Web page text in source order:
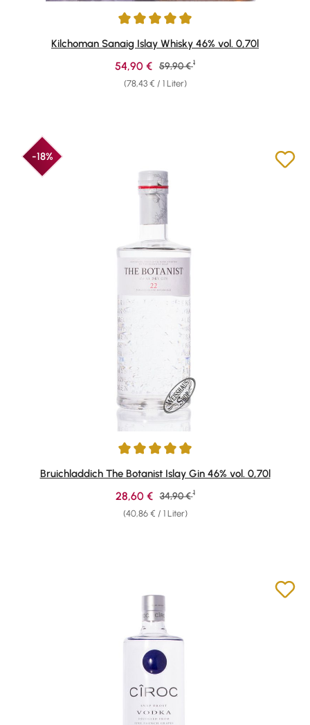
Durchschnittliche Bewertung von 4.89 von 5 Sternen
Kilchoman Sanaig Islay Whisky 46% vol. 0,70l
(78,43 € / 1 Liter)
Verkaufspreis:
54,90 € Regulärer Preis:
59,90 € 1
-18%
Durchschnittliche Bewertung von 4.89 von 5 Sternen
Bruichladdich The Botanist Islay Gin 46% vol. 0,70l
(40,86 € / 1 Liter)
Verkaufspreis:
28,60 € Regulärer Preis:
34,90 € 1